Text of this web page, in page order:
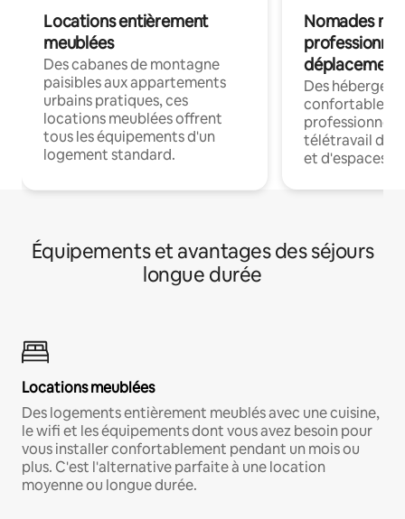
Locations entièrement
meublées
Des cabanes de montagne
paisibles aux appartements
urbains pratiques, ces
locations meublées offrent
tous les équipements d'un
logement standard.
Nomades
déplacement
Des
confortables
professionnels
télétravail
et d'espaces
Équipements et avantages des séjours
longue durée
Locations meublées
Des logements entièrement meublés avec une cuisine,
le wifi et les équipements dont vous avez besoin pour
vous installer confortablement pendant un mois ou
plus. C'est l'alternative parfaite à une location
moyenne ou longue durée.